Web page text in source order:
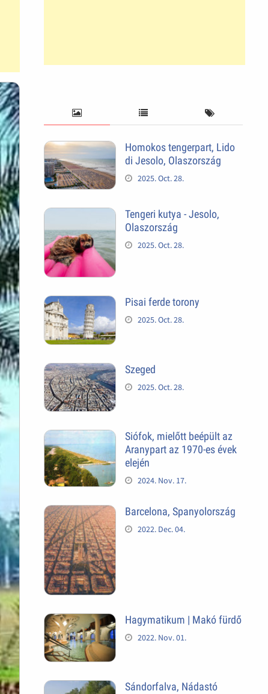
Homokos tengerpart, Lido
di Jesolo, Olaszország
2025. Oct. 28.
Tengeri kutya - Jesolo,
Olaszország
2025. Oct. 28.
Pisai ferde torony
2025. Oct. 28.
Szeged
2025. Oct. 28.
Siófok, mielőtt beépült az
Aranypart az 1970-es évek
elején
2024. Nov. 17.
Barcelona, Spanyolország
2022. Dec. 04.
Hagymatikum | Makó fürdő
2022. Nov. 01.
Sándorfalva, Nádastó